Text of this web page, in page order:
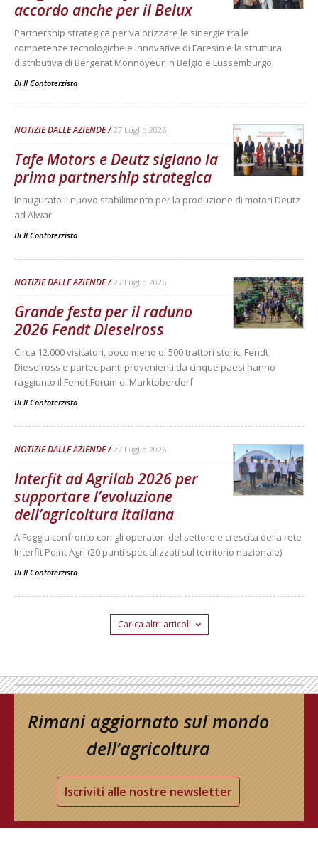
accordo anche per il Belux
Partnership strategica per valorizzare le sinergie tra le
competenze tecnologiche e innovative di Faresin e la struttura
distributiva di Bergerat Monnoyeur in Belgio e Lussemburgo
Di Il Contoterzista
NOTIZIE DALLE AZIENDE 27 Luglio 2026
Tafe Motors e Deutz siglano la
prima partnership strategica
Inaugurato il nuovo stabilimento per la produzione di motori Deutz
ad Alwar
Di Il Contoterzista
NOTIZIE DALLE AZIENDE 27 Luglio 2026
Grande festa per il raduno
2026 Fendt Dieselross
Circa 12.000 visitatori, poco meno di 500 trattori storici Fendt
Dieselross e partecipanti provenienti da cinque paesi hanno
raggiunto il Fendt Forum di Marktoberdorf
Di Il Contoterzista
NOTIZIE DALLE AZIENDE 27 Luglio 2026
Interfit ad Agrilab 2026 per
supportare l’evoluzione
dell’agricoltura italiana
A Foggia confronto con gli operatori del settore e crescita della rete
Interfit Point Agri (20 punti specializzati sul territorio nazionale)
Di Il Contoterzista
Carica altri articoli
Rimani aggiornato sul mondo
dell’agricoltura
Iscriviti alle nostre newsletter